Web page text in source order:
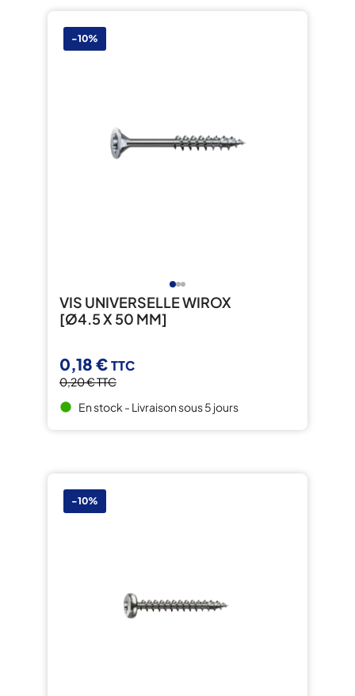
-10%
VIS UNIVERSELLE WIROX
[Ø4.5 X 50 MM]
0,18 €TTC
0,20 €TTC
brightness_1 En stock - Livraison sous 5 jours
-10%